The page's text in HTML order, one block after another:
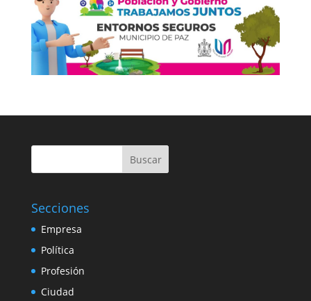
Buscar
Secciones
Empresa
Política
Profesión
Ciudad